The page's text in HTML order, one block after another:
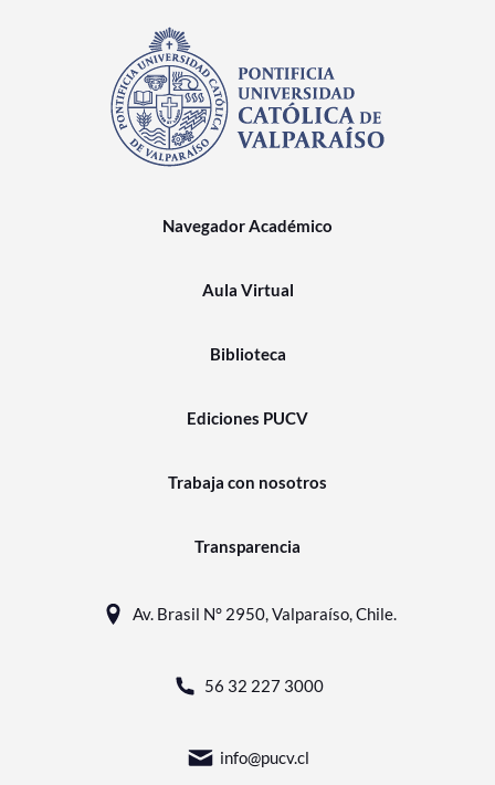
Navegador Académico
Aula Virtual
Biblioteca
Ediciones PUCV
Trabaja con nosotros
Transparencia
Av. Brasil N° 2950, Valparaíso, Chile.
56 32 227 3000
info@pucv.cl